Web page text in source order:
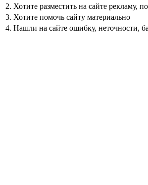
2. Хотите разместить на сайте рекламу,
3. Хотите помочь сайту материально
4. Нашли на сайте ошибку, неточности,